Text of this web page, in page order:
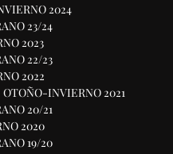
2024
23/24
2023
22/23
2022
OTOÑO-INVIERNO 2021
20/21
2020
19/20